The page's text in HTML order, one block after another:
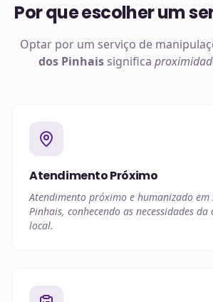
Por que escolher um
Optar por um serviço de
dos Pinhais significa
Atendimento Próximo
Atendimento próximo e humanizado em
Pinhais, conhecendo as necessidades da
local.